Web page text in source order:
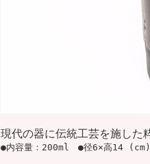
現代の器に伝統工芸を施した
●内容量：200ml ●径6×高14 (cm)